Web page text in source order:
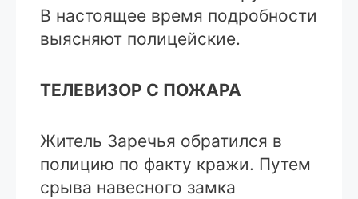
В настоящее время подробности
выясняют полицейские.
ТЕЛЕВИЗОР С ПОЖАРА
Житель Заречья обратился в
полицию по факту кражи. Путем
срыва навесного замка